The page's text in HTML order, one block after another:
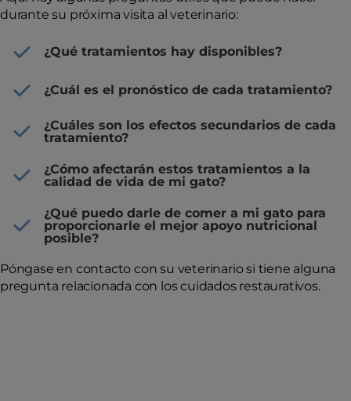
durante su próxima visita al veterinario:
¿Qué tratamientos hay disponibles?
¿Cuál es el pronóstico de cada tratamiento?
¿Cuáles son los efectos secundarios de cada
tratamiento?
¿Cómo afectarán estos tratamientos a la
calidad de vida de mi gato?
¿Qué puedo darle de comer a mi gato para
proporcionarle el mejor apoyo nutricional
posible?
Póngase en contacto con su veterinario si tiene alguna
pregunta relacionada con los cuidados restaurativos.